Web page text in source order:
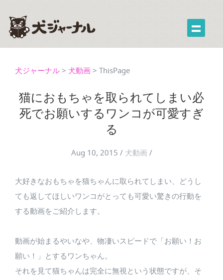
犬ジャーナル > 犬動画 > ThisPage
猫におもちゃを取られてしまい必
死でお願いするワンコが可愛すぎ
る
Aug 10, 2015 / 犬動画 /
大好きなおもちゃを猫ちゃんに取られてしまい、どうし
ても返してほしいワンコがとっても可愛い驚きの行動を
する動画をご紹介します。
動画が始まるやいなや、物凄いスピードで「お願い！お
願い！」とするワンちゃん。
それを見て猫ちゃんは完全に無視という状態ですが、そ